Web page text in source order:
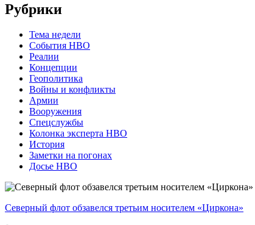
Рубрики
Тема недели
События НВО
Реалии
Концепции
Геополитика
Войны и конфликты
Армии
Вооружения
Спецслужбы
Колонка эксперта НВО
История
Заметки на погонах
Досье НВО
Северный флот обзавелся третьим носителем «Циркона»